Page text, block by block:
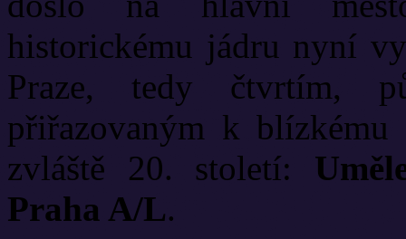
historickému jádru nyní
Praze, tedy čtvrtím,
přiřazovaným k
zvláště 20. století:
Praha A/L.